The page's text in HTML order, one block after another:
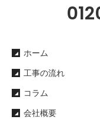
ホーム
工事の流れ
コラム
会社概要